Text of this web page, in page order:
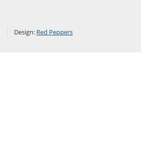
Design: Red Peppers